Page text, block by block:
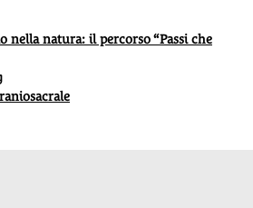
nella natura: il percorso “Passi che